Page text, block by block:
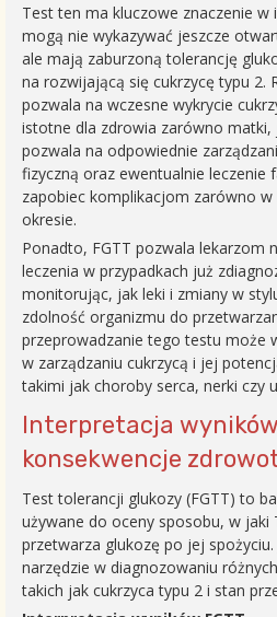
Test ten ma kluczowe znaczenie
mogą nie wykazywać jeszcze
ale mają zaburzoną tolerancję
na rozwijającą się cukrzycę typu 2.
pozwala na wczesne wykrycie
istotne dla zdrowia zarówno matki,
pozwala na odpowiednie
fizyczną oraz ewentualnie leczenie
zapobiec komplikacjom zarówno w
okresie.
Ponadto, FGTT pozwala lekarzom
leczenia w przypadkach już
monitorując, jak leki i zmiany w
zdolność organizmu do
przeprowadzanie tego testu może
w zarządzaniu cukrzycą i jej
takimi jak choroby serca, nerki czy
Interpretacja wyników
konsekwencje
Test tolerancji glukozy (FGTT) to
używane do oceny sposobu, w jaki
przetwarza glukozę po jej
narzędzie w diagnozowaniu
takich jak cukrzyca typu 2 i stan